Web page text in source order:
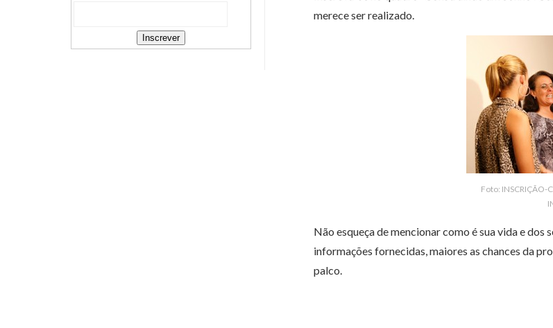
merece ser realizado.
Foto: INSCRIÇÃO-
Não esqueça de mencionar como é sua vida e
informações fornecidas, maiores as chances da
palco.